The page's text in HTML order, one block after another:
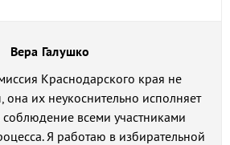
Вера Галушко
Краснодарского края не
их неукоснительно исполняет
соблюдение всеми участниками
Я работаю в избирательной